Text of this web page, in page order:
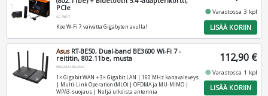
PCIe
GC-WIFI7
Koe W-Fi 7 vaivatta Gigabyten avulla!
fiber_manual_recordVarastossa 3 kpl
LISÄÄ KORIIN
AsusRT-BE50, Dual-band BE3600 Wi-Fi 7 -
reititin, 802.11be, musta
90IG09U0-MU2S00
1× Gigabit WAN + 3× Gigabit LAN | 160 MHz kanavaleveys
| Multi-Link Operation (MLO) | OFDMA ja MU-MIMO |
WPA3-suojaus | Neljä ulkoista antennia
112,90 €
fiber_manual_recordVarastossa 1 kpl
LISÄÄ KORIIN